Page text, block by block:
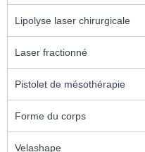
Lipolyse laser chirurgicale
Laser fractionné
Pistolet de mésothérapie
Forme du corps
Velashape